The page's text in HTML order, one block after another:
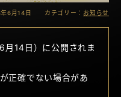
年6月14日 カテゴリー： お知らせ
月14日）に公開されま
正確でない場合があ